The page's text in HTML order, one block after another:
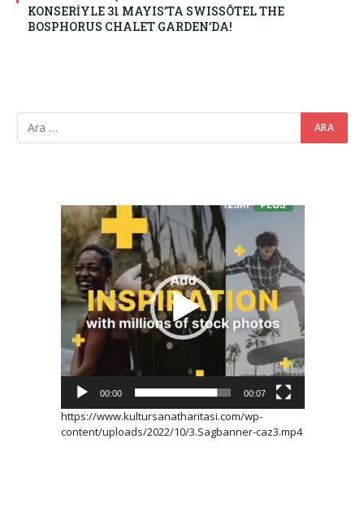
KONSERİYLE 31 MAYIS’TA SWISSÔTEL THE
BOSPHORUS CHALET GARDEN’DA!
Video
oynatıcı
00:00 00:07
https://www.kultursanatharitasi.com/wp-
content/uploads/2022/10/3.Sagbanner-caz3.mp4